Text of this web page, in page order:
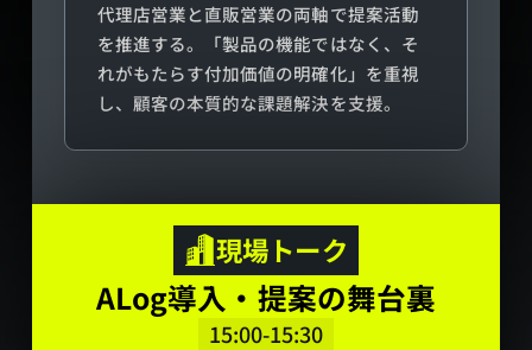
代理店営業と直販営業の両軸で提案活動
を推進する。「製品の機能ではなく、そ
れがもたらす付加価値の明確化」を重視
し、顧客の本質的な課題解決を支援。
現場トーク
ALog導入・提案の舞台裏
15:00-15:30